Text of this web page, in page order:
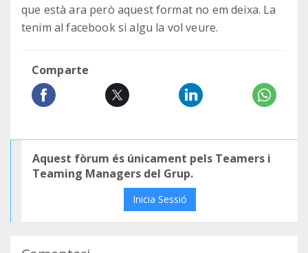
que està ara però aquest format no em deixa. La
tenim al facebook si algu la vol veure.
Comparte
Aquest fòrum és únicament pels Teamers i
Teaming Managers del Grup.
Inicia Sessió